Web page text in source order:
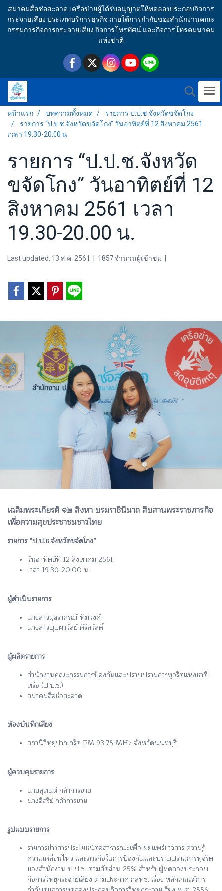
สมาคมสื่อช่อสะอาด เครือข่ายผู้ได้รับอนุญาตให้ทดลองประกอบกิจการ
กระจายเสียง ประเภทบริการธุรกิจ ภายใต้การกำกับของสำนักงานคณะ
กรรมการกิจการกระจายเสียง กิจการโทรทัศน์ และกิจการโทรคมนาคม
แห่งชาติ
หน้าแรก บทความทั้งหมด
รายการ ป.ป.ช.จังหวัดขจัดโกง
รายการ “ป.ป.ช.จังหวัดขจัดโกง” วันอาทิตย์ที่ 12 สิงหาคม 2561
เวลา 19.30-20.00 น.
รายการ “ป.ป.ช.จังหวัด
ขจัดโกง” วันอาทิตย์ที่ 12
สิงหาคม 2561 เวลา
19.30-20.00 น.
Last updated: 13 ส.ค. 2561 1857 จำนวนผู้เข้าชม
เฉลิมพระเกียรติ ๑๒ สิงหา บรมราชินีนาถ สืบสานพระราชภารกิจ
เพื่อความสุขประชาชนชาวไทย
รายการ “ป.ป.ช.จังหวัดขจัดโกง”
วันอาทิตย์ที่ 12 สิงหาคม 2561
เวลา 19.30-20.00 น.
ผู้ดำเนินรายการ
นางสาวผุสราภรณ์ ทิมวงศ์
นางสาวบุปผาวัลย์ ศิริสวัสดิ์
ผู้ผลิตรายการ
สำนักงานคณะกรรมการป้องกันและปราบปรามการทุจริตแห่งชาติ
หรือ (ป.ป.ช.)
สมาคมสื่อช่อสะอาด
ห้องบันทึกเสียง
สถานีวิทยุปากเกร็ด FM 93.75 MHz จังหวัดนนทบุรี
ผู้ควบคุมรายการ
นายสุทนต์ กล้าการขาย
นางอิสรีย์ กล้าการขาย
รูปแบบรายการ
รายการข่าวสารประโยชน์ต่อสาธารณะเพื่อเผยแพร่ข่าวสาร ความรู้
ความเคลื่อนไหว และภารกิจในการป้องกันและปราบปรามการทุจริต
ของสำนักงาน ป.ป.ช. ตามสัดส่วน 25% สำหรับผู้ทดลองประกอบ
กิจการวิทยุกระจายเสียง ตามประกาศ กสทช. เรื่อง หลักเกณฑ์การ